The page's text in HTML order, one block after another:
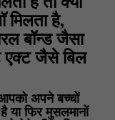
मिलता है,
बॉन्ड जैसा
जैसे बिल
अपने बच्चों
या फिर मुसलमानों